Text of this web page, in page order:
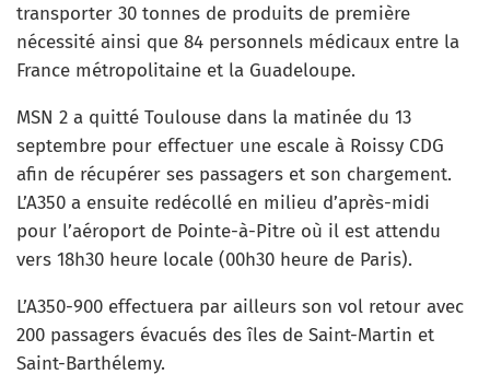
transporter 30 tonnes de produits de première
nécessité ainsi que 84 personnels médicaux entre la
France métropolitaine et la Guadeloupe.
MSN 2 a quitté Toulouse dans la matinée du 13
septembre pour effectuer une escale à Roissy CDG
afin de récupérer ses passagers et son chargement.
L’A350 a ensuite redécollé en milieu d’après-midi
pour l’aéroport de Pointe-à-Pitre où il est attendu
vers 18h30 heure locale (00h30 heure de Paris).
L’A350-900 effectuera par ailleurs son vol retour avec
200 passagers évacués des îles de Saint-Martin et
Saint-Barthélemy.